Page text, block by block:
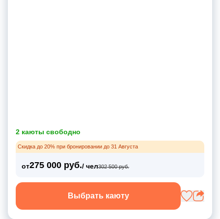
2 каюты свободно
Скидка до 20% при бронировании до 31 Августа
от275 000 руб./ чел302 500 руб.
Выбрать каюту